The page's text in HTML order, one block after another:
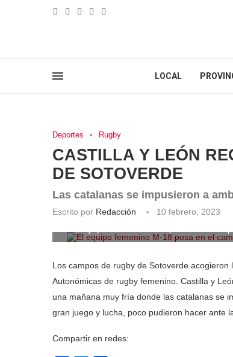
LOCAL
Deportes Rugby
CASTILLA Y LEÓN
DE SOTOVERDE
Las catalanas se impusieron a
Escrito por Redacción
10 febrero, 2023
Los campos de rugby de Sotoverde
Autonómicas de rugby femenino. Castilla y
una mañana muy fría donde las catalanas se
gran juego y lucha, poco pudieron hacer ante
Compartir en redes: